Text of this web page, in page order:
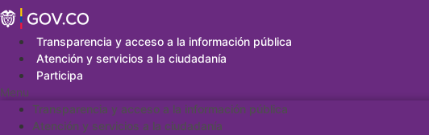
Saltar
al
contenidoTransparencia y acceso a la información pública
Atención y servicios a la ciudadanía
Participa
Menu
Transparencia y acceso a la información pública
Atención y servicios a la ciudadanía